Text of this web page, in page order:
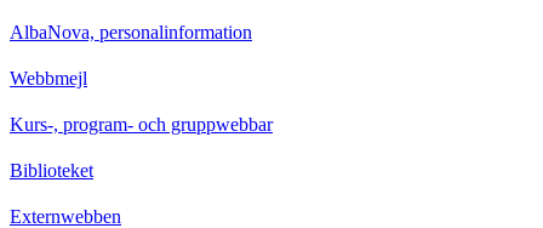
AlbaNova, personalinformation
Webbmejl
Kurs-, program- och gruppwebbar
Biblioteket
Externwebben